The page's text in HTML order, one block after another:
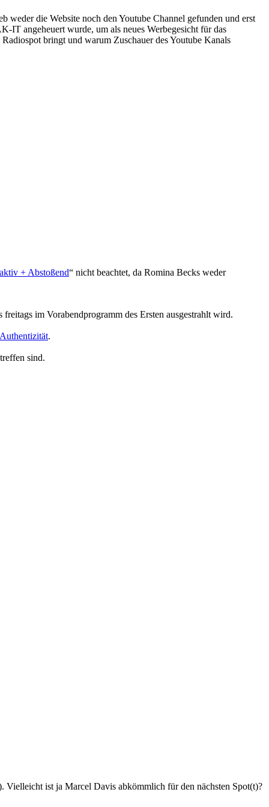
die Website noch den Youtube Channel gefunden und erst
IT angeheuert wurde, um als neues Werbegesicht für das
bringt und warum Zuschauer des Youtube Kanals
+ Abstoßend“ nicht beachtet, da Romina Becks weder
im Vorabendprogramm des Ersten ausgestrahlt wird.
.
sind.
Vielleicht ist ja Marcel Davis abkömmlich für den nächsten Spot(t)?